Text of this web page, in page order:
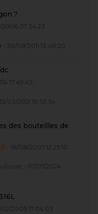
?
2006 07:34:23
30/08/2011 13:48:20
17:49:45
03/2021 10:53:54
des bouteilles de
- 18/08/2007 12:25:10
- 07/07/2024
02/2005 17:04:03